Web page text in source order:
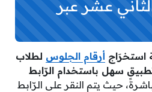
عشر عبر
أرقام الجلوس لطلاب
سهل باستخدام الرّابط
حيث يتم النقر على الرّابط